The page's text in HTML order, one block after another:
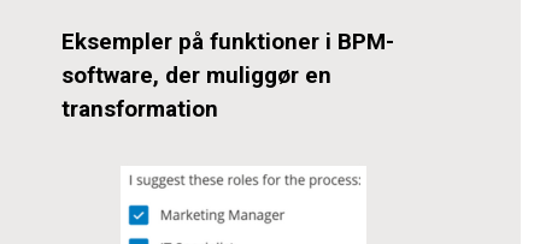
Eksempler på funktioner i BPM-
software, der muliggør en
transformation